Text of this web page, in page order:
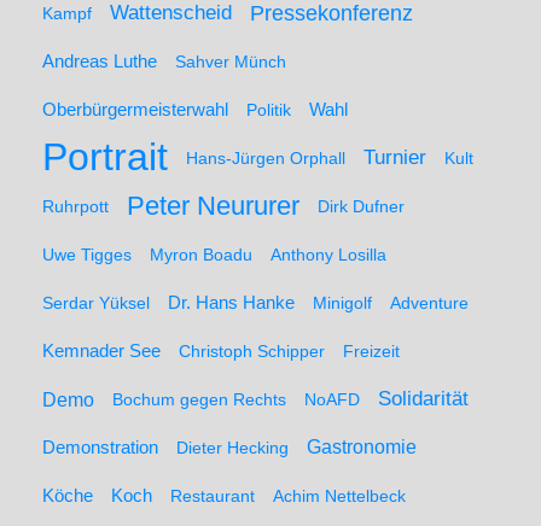
Kampf Wattenscheid Pressekonferenz
Andreas Luthe Sahver Münch
Oberbürgermeisterwahl Politik Wahl
Portrait Hans-Jürgen Orphall Turnier Kult
Ruhrpott Peter Neururer Dirk Dufner
Uwe Tigges Myron Boadu Anthony Losilla
Serdar Yüksel Dr. Hans Hanke Minigolf Adventure
Kemnader See Christoph Schipper Freizeit
Demo Bochum gegen Rechts NoAFD Solidarität
Demonstration Dieter Hecking Gastronomie
Köche Koch Restaurant Achim Nettelbeck